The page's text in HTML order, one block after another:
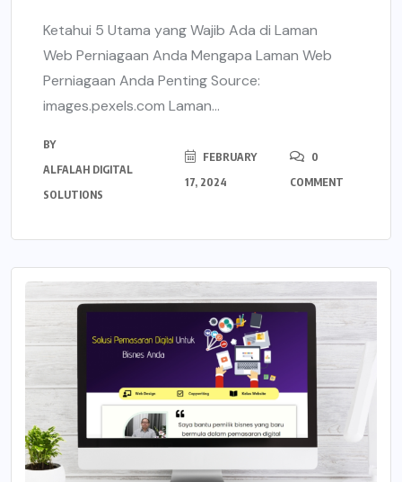
Ketahui 5 Utama yang Wajib Ada di Laman
Web Perniagaan Anda Mengapa Laman Web
Perniagaan Anda Penting Source:
images.pexels.com Laman...
BY
ALFALAH DIGITAL
SOLUTIONS
FEBRUARY
17, 2024
0
COMMENT